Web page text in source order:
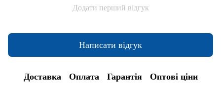
Додати перший відгук
Написати відгук
Доставка Оплата Гарантія Оптові ціни